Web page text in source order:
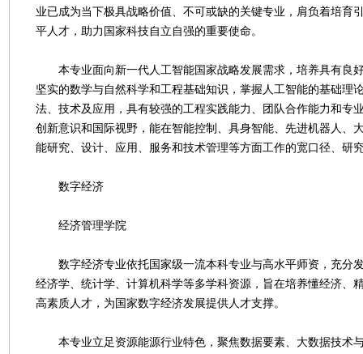
业已成为当下极具战略价值、不可或缺的关键专业，肩负着培育
平人才，助力国家科技自立自强的重要使命。
本专业面向新一代人工智能国家战略发展需求，培养具有良
坚实的数学与自然科学和工程基础知识，掌握人工智能的基础理
法、技术及应用，具有较强的工程实践能力、团队合作能力和专
创新意识和国际视野，能在智能控制、具身智能、先进机器人、
能研究、设计、应用、服务和技术管理等方面工作的宽口径、研
数字经济
经济管理学院
数字经济专业依托国家级一流本科专业与高水平师资，充分
经济学、统计学、计算机科学等多学科资源，旨在培养懂经济、
高素质人才，为国家数字经济发展提供人才支撑。
本专业立足资源能源行业特色，聚焦数据要素、大数据技术